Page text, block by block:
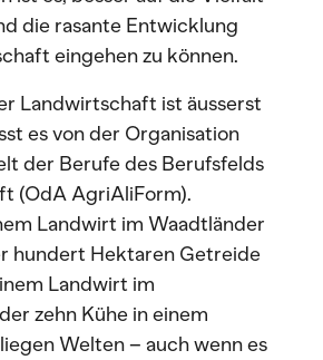
die rasante Entwicklung
eingehen zu können.
Landwirtschaft ist äusserst
es von der Organisation
der Berufe des Berufsfelds
(OdA AgriAliForm).
Landwirt im Waadtländer
hundert Hektaren Getreide
Landwirt im
zehn Kühe in einem
Welten – auch wenn es